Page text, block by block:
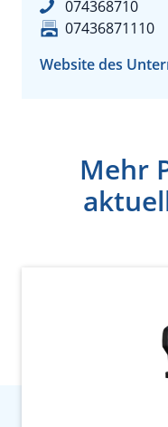
074368710
07436871110
Website des
Mehr